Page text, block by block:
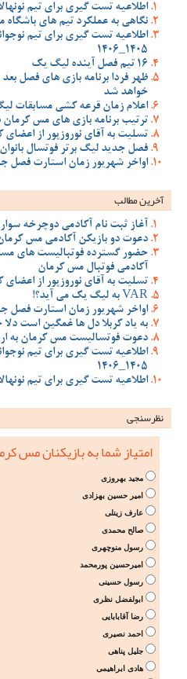
اطلاعیه تست گیری برای تیم نونهالان
نگاهی به عملکرد تیم های
اطلاعیه تست گیری برای تیم
1405_1406
16 تیم فصل آینده لیگ یک
ظهر فردا برنامه بازی های
خواهد شد
اعلام زمان قرعه کشی مسابقات
ترتیب برنامه بازی های مس
تسلیت به آقای نوروزپور از
فصل جدید لیگ برتر فوتسال بانوان
اواخر شهریور زمان استارت
آخرین مطالب
آغاز ثبت نام آکادمی دوچرخه
دعوت دو بازیکن آکادمی مس
حضور گسترده فوتبالیست های
آکادمی فوتبال مس کرمان
تسلیت به آقای نوروزپور از
VAR به لیگ یک می آید؟!
اواخر شهریور زمان استارت
به یاد کربلا دل ها غمگین است
دعوت فوتسالیست مس کرمان به
اطلاعیه تست گیری برای تیم
1405_1406
اطلاعیه تست گیری برای تیم نونهالان
نظرسنجی
امتیاز شما به بازیکنان مس
مجید بهروزی
امیر حسین بهزادی
عارف زینلی
صالح محمدی
رسول منوچهری
امیرحسین پورمحمد
رسول حسینی
ابولفضل نظری
رضا آقابابایی
احمد نصیری
جلیل پناهی
هادی ابراهیمی